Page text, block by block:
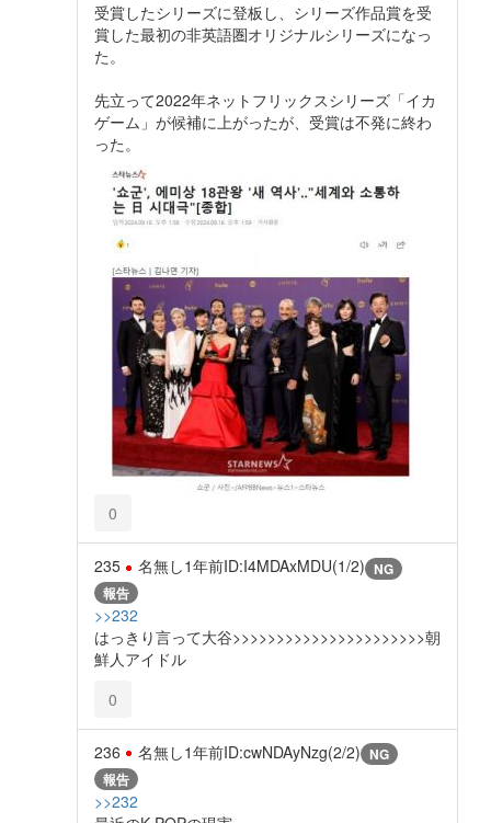
受賞したシリーズに登板し、シリーズ作品賞を受
賞した最初の非英語圏オリジナルシリーズになっ
た。
先立って2022年ネットフリックスシリーズ「イカ
ゲーム」が候補に上がったが、受賞は不発に終わ
った。
0
235 名無し1年前ID:I4MDAxMDU(1/2) NG
報告
>>232
はっきり言って大谷>>>>>>>>>>>>>>>>>>>>>>朝
鮮人アイドル
0
236 名無し1年前ID:cwNDAyNzg(2/2) NG
報告
>>232